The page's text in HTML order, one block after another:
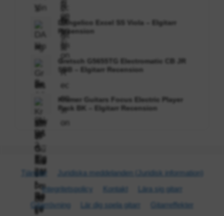
DAngelico Excel SS Viola – Elgitarr
Recension
Gretsch G5655TG Electromatic CB JR
SBB – Elgitarr Recension
Kramer Guitars Focus Electric Player
Pack BK – Elgitarr Recension
Tjänster
Juridiska meddelanden (Juridisk information)
Integritetspolicy
Kontakt
Lära sig gitarr
Gitarr­övning
Lär dig spela gitarr
Gitarr­effekter